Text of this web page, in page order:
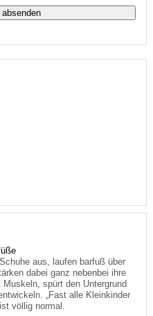
aus, laufen barfuß über
dabei ganz nebenbei ihre
spürt den Untergrund
„Fast alle Kleinkinder
völlig normal.